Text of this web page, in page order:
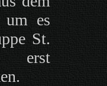
um es
St.
erst
.